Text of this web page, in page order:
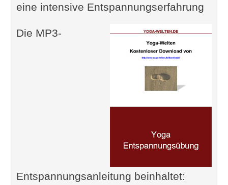
eine intensive Entspannungserfahrung
Die MP3-
Entspannungsanleitung beinhaltet: